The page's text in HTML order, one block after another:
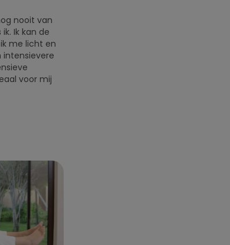
nooit van
Ik kan de
me licht en
voor mij